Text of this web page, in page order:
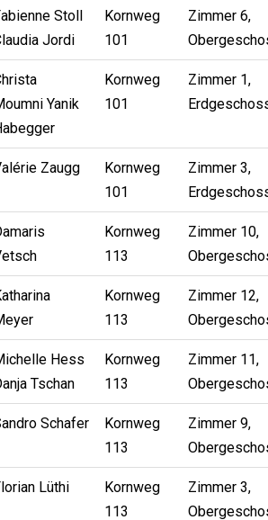
Stoll
Jordi
Kornweg
101
Zimmer 6,
Yanik
Kornweg
101
Zimmer 1,
Zaugg
Kornweg
101
Zimmer 3,
Kornweg
113
Zimmer 10,
Kornweg
113
Zimmer 12,
Hess
Tschan
Kornweg
113
Zimmer 11,
Schafer
Kornweg
113
Zimmer 9,
Lüthi
Kornweg
113
Zimmer 3,